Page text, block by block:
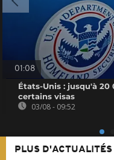
01:08
États-Unis : jusqu'à
certains visas
03/08 - 09:52
PLUS D'ACTUALITÉS